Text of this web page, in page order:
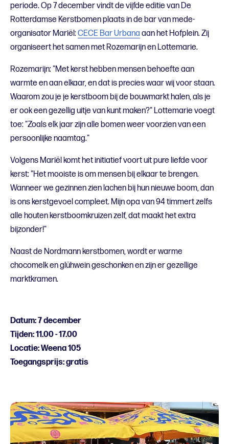
periode. Op 7 december vindt de vijfde editie van De
Rotterdamse Kerstbomen plaats in de bar van mede-
organisator Mariël:CECE Bar Urbana aan het Hofplein. Zij
organiseert het samen met Rozemarijn en Lottemarie.
Rozemarijn: "Met kerst hebben mensen behoefte aan
warmte en aan elkaar, en dat is precies waar wij voor staan.
Waarom zou je je kerstboom bij de bouwmarkt halen, als je
er ook een gezellig uitje van kunt maken?" Lottemarie voegt
toe: "Zoals elk jaar zijn alle bomen weer voorzien van een
persoonlijke naamtag."
Volgens Mariël komt het initiatief voort uit pure liefde voor
kerst: "Het mooiste is om mensen bij elkaar te brengen.
Wanneer we gezinnen zien lachen bij hun nieuwe boom, dan
is ons kerstgevoel compleet. Mijn opa van 94 timmert zelfs
alle houten kerstboomkruizen zelf, dat maakt het extra
bijzonder!"
Naast de Nordmann kerstbomen, wordt er warme
chocomelk en glühwein geschonken en zijn er gezellige
marktkramen.
Datum: 7 december
Tijden: 11.00 - 17.00
Locatie: Weena 105
Toegangsprijs: gratis